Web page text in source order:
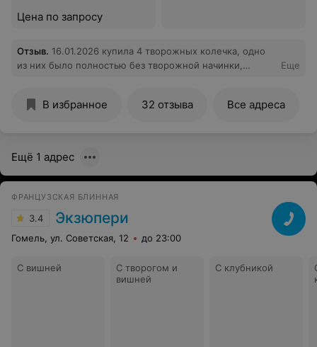
Цена по запросу
Отзыв. 16.01.2026 купила 4 творожных колечка, одно
из них было полностью без творожной начинки,
Еще
В избранное 32 отзыва Все адреса
Ещё 1 адрес
ФРАНЦУЗСКАЯ БЛИННАЯ
3.4 Экзюпери
Гомель, ул. Советская, 12 до 23:00
С вишней
С творогом и
вишней
С клубникой